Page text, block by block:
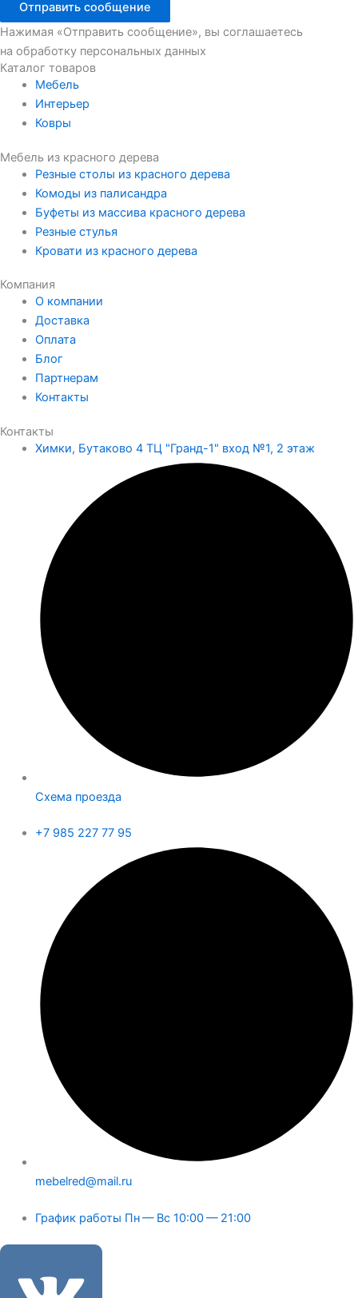
Отправить сообщение
Нажимая «Отправить сообщение», вы соглашаетесь
на обработку персональных данных
Каталог товаров
Мебель
Интерьер
Ковры
Мебель из красного дерева
Резные столы из красного дерева
Комоды из палисандра
Буфеты из массива красного дерева
Резные стулья
Кровати из красного дерева
Компания
О компании
Доставка
Оплата
Блог
Партнерам
Контакты
Контакты
Химки, Бутаково 4 ТЦ "Гранд-1" вход №1, 2 этаж
Схема проезда
+7 985 227 77 95
mebelred@mail.ru
График работы Пн — Вс 10:00 — 21:00